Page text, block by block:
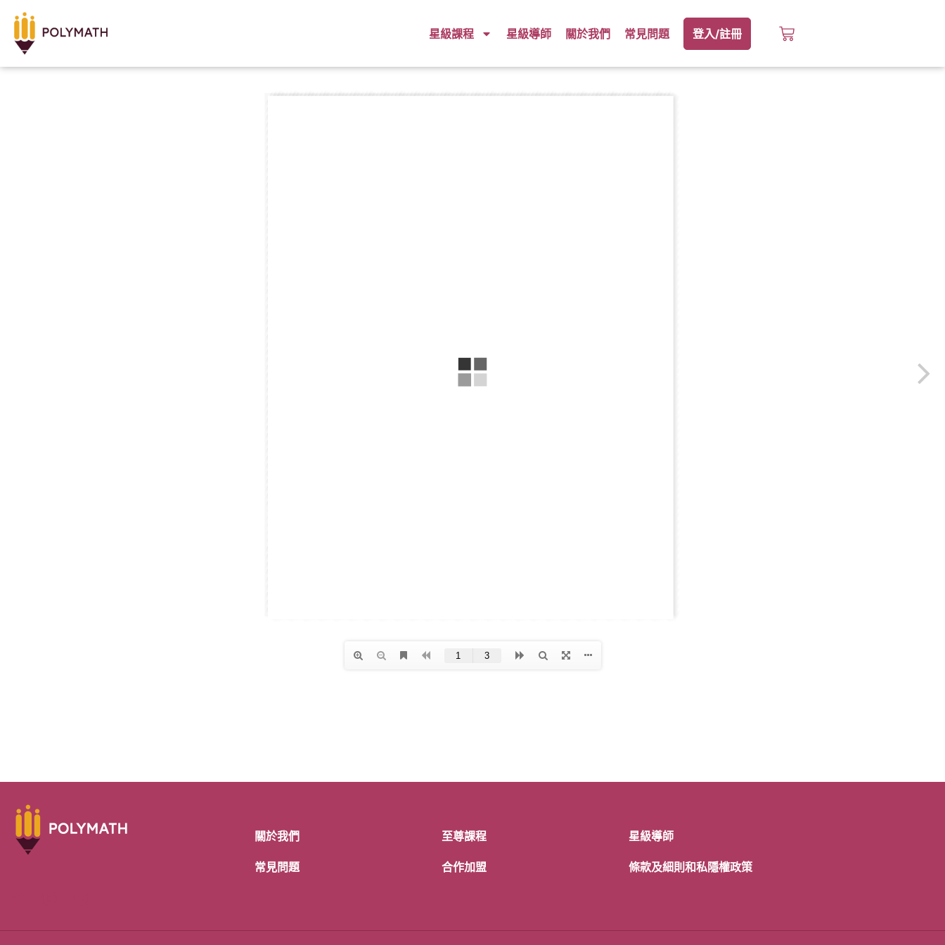
星級課程 星級導師 關於我們 常見問題 登入/註冊
關於我們
常見問題
至尊課程
合作加盟
星級導師
條款及細則和私隱權政策